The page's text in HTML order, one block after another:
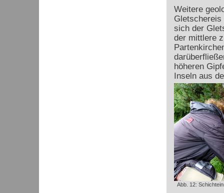
Weitere
sich der
der mittlere
höheren
Inseln aus
Abb. 12: